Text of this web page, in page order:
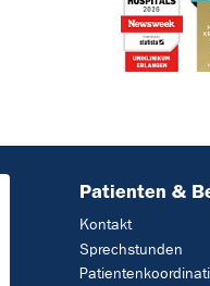
Patienten &
Kontakt
Sprechstunden